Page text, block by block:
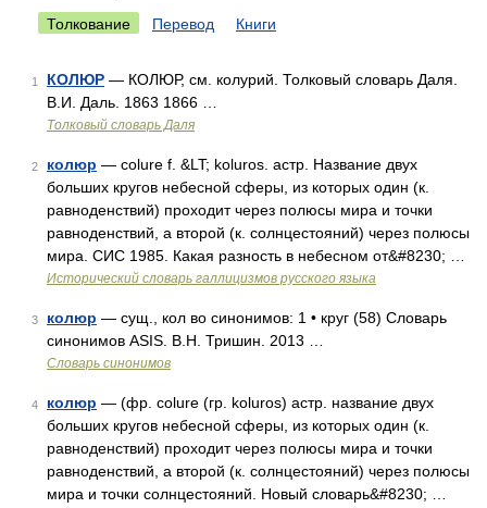
Толкование Перевод Книги
1 КОЛЮР — КОЛЮР, см. колурий. Толковый словарь Даля.
В.И. Даль. 1863 1866 …
Толковый словарь Даля
2 колюр — colure f. &LT; koluros. астр. Название двух
больших кругов небесной сферы, из которых один (к.
равноденствий) проходит через полюсы мира и точки
равноденствий, а второй (к. солнцестояний) через полюсы
мира. СИС 1985. Какая разность в небесном от&#8230; …
Исторический словарь галлицизмов русского языка
3 колюр — сущ., кол во синонимов: 1 • круг (58) Словарь
синонимов ASIS. В.Н. Тришин. 2013 …
Словарь синонимов
4 колюр — (фр. colure (гр. koluros) астр. название двух
больших кругов небесной сферы, из которых один (к.
равноденствий) проходит через полюсы мира и точки
равноденствий, а второй (к. солнцестояний) через полюсы
мира и точки солнцестояний. Новый словарь&#8230; …